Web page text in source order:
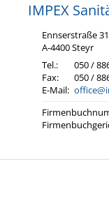
IMPEX
Enn­s­er­stra­ße 31
A-4400 Steyr
Tel.:
050 /
Fax:
050 /
E-Mail: